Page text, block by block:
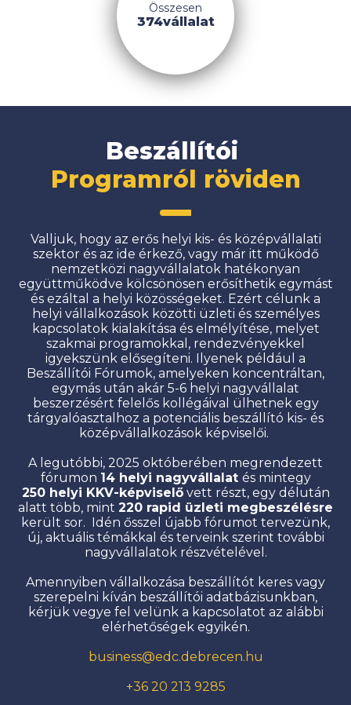
Összesen
374vállalat
Beszállítói
Programról röviden
Valljuk, hogy az erős helyi kis- és középvállalati
szektor és az ide érkező, vagy már itt működő
nemzetközi nagyvállalatok hatékonyan
együttműködve kölcsönösen erősíthetik egymást
és ezáltal a helyi közösségeket. Ezért célunk a
helyi vállalkozások közötti üzleti és személyes
kapcsolatok kialakítása és elmélyítése, melyet
szakmai programokkal, rendezvényekkel
igyekszünk elősegíteni. Ilyenek például a
Beszállítói Fórumok, amelyeken koncentráltan,
egymás után akár 5-6 helyi nagyvállalat
beszerzésért felelős kollégáival ülhetnek egy
tárgyalóasztalhoz a potenciális beszállító kis- és
középvállalkozások képviselői.
A legutóbbi, 2025 októberében megrendezett
fórumon 14 helyi nagyvállalat és mintegy
250 helyi KKV-képviselővett részt, egy délután
alatt több, mint 220 rapid üzleti megbeszélésre
került sor. Idén ősszel újabb fórumot tervezünk,
új, aktuális témákkal és terveink szerint további
nagyvállalatok részvételével.
Amennyiben vállalkozása beszállítót keres vagy
szerepelni kíván beszállítói adatbázisunkban,
kérjük vegye fel velünk a kapcsolatot az alábbi
elérhetőségek egyikén.
business@edc.debrecen.hu
+36 20 213 9285